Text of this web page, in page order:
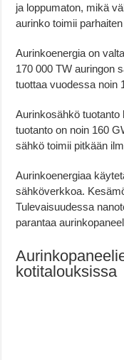
ja loppumaton, mikä
aurinko toimii
Aurinkoenergia on
170 000 TW auringon
tuottaa vuodessa noin
Aurinkosähkö
tuotanto on noin 160
sähkö toimii pitkään
Aurinkoenergiaa
sähköverkkoa.
Tulevaisuudessa
parantaa
kotitalouksissa